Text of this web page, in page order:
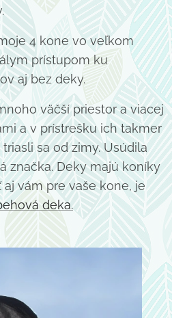
4 kone vo veľkom
prístupom ku
aj bez deky.
väčší priestor a viacej
a v prístrešku ich takmer
sa od zimy. Usúdila
značka. Deky majú koníky
vám pre vaše kone, je
deka.